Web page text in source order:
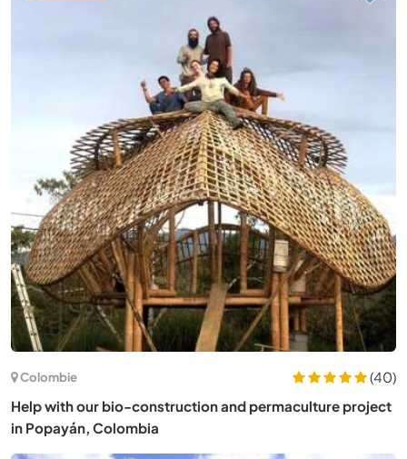
Colombie
(40)
Help with our bio-construction and permaculture project
in Popayán, Colombia